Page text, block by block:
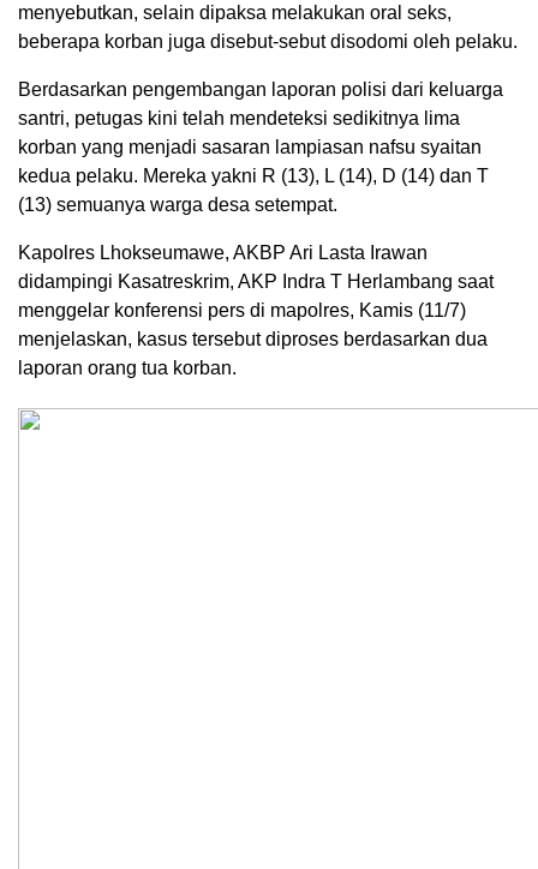
menyebutkan, selain dipaksa melakukan oral seks,
beberapa korban juga disebut-sebut disodomi oleh pelaku.
Berdasarkan pengembangan laporan polisi dari keluarga
santri, petugas kini telah mendeteksi sedikitnya lima
korban yang menjadi sasaran lampiasan nafsu syaitan
kedua pelaku. Mereka yakni R (13), L (14), D (14) dan T
(13) semuanya warga desa setempat.
Kapolres Lhokseumawe, AKBP Ari Lasta Irawan
didampingi Kasatreskrim, AKP Indra T Herlambang saat
menggelar konferensi pers di mapolres, Kamis (11/7)
menjelaskan, kasus tersebut diproses berdasarkan dua
laporan orang tua korban.